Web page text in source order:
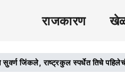
राजकारण
जिंकले, राष्ट्रकुल स्पर्धेत तिचे